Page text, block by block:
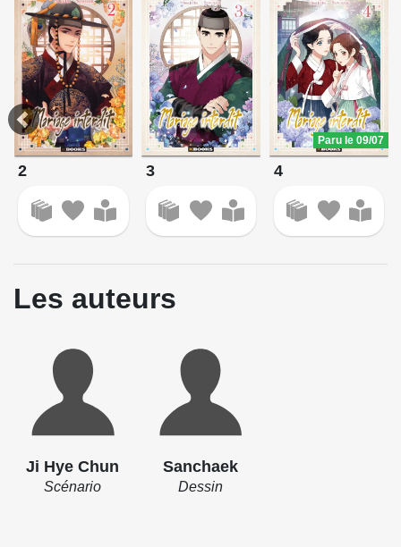
2 3
Paru le 09/07
4
Les auteurs
Ji Hye Chun
Scénario
Sanchaek
Dessin